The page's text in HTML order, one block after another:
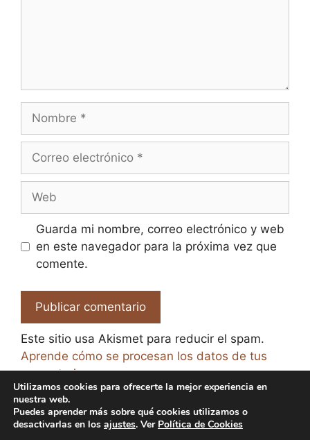
Nombre
Correo
Web
Guarda mi nombre, correo electrónico y web
en este navegador para la próxima vez que
comente.
Este sitio usa Akismet para reducir el spam.
Aprende cómo se procesan los datos de tus
comentarios.
Utilizamos cookies para ofrecerte la mejor experiencia en
nuestra web.
Puedes aprender más sobre qué cookies utilizamos o
desactivarlas en los ajustes. Ver Política de Cookies